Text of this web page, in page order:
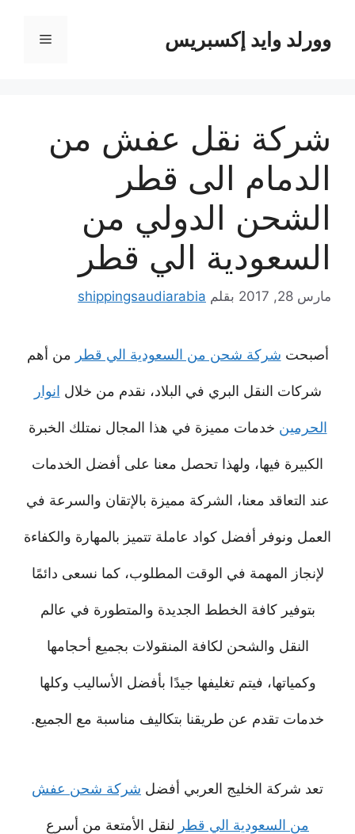
المحتوىوورلد وايد إكسبريس القائمة
شركة نقل عفش من
الدمام الى قطر
الشحن الدولي من
السعودية الي قطر
مارس 28, 2017 بقلم shippingsaudiarabia
أصبحت شركة شحن من السعودية الي قطر من أهم
شركات النقل البري في البلاد، نقدم من خلال انوار
الحرمين خدمات مميزة في هذا المجال نمتلك الخبرة
الكبيرة فيها، ولهذا تحصل معنا على أفضل الخدمات
عند التعاقد معنا، الشركة مميزة بالإتقان والسرعة في
العمل ونوفر أفضل كواد عاملة تتميز بالمهارة والكفاءة
لإنجاز المهمة في الوقت المطلوب، كما نسعى دائمًا
بتوفير كافة الخطط الجديدة والمتطورة في عالم
النقل والشحن لكافة المنقولات بجميع أحجامها
وكمياتها، فيتم تغليفها جيدًا بأفضل الأساليب وكلها
خدمات تقدم عن طريقنا بتكاليف مناسبة مع الجميع.
تعد شركة الخليج العربي أفضل شركة شحن عفش
من السعودية الي قطر لنقل الأمتعة من أسرع